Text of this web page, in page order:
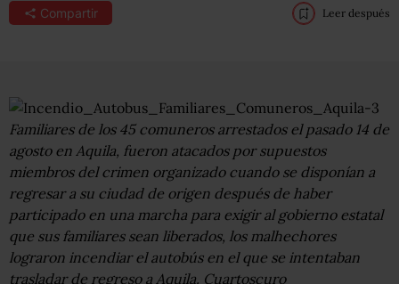
Compartir Leer después
Familiares de los 45 comuneros arrestados el pasado 14 de
agosto en Aquila, fueron atacados por supuestos
miembros del crimen organizado cuando se disponían a
regresar a su ciudad de origen después de haber
participado en una marcha para exigir al gobierno estatal
que sus familiares sean liberados, los malhechores
lograron incendiar el autobús en el que se intentaban
trasladar de regreso a Aquila. Cuartoscuro